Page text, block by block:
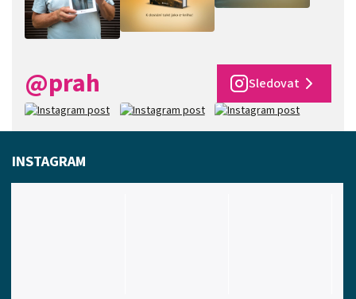
@prah Sledovat
INSTAGRAM